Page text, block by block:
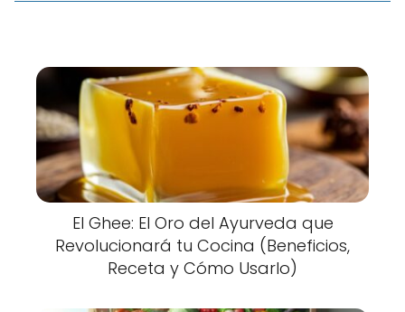
El Ghee: El Oro del Ayurveda que
Revolucionará tu Cocina (Beneficios,
Receta y Cómo Usarlo)